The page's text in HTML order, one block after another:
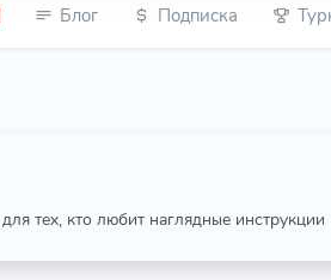
Блог Подписка
тех, кто любит наглядные инструкции